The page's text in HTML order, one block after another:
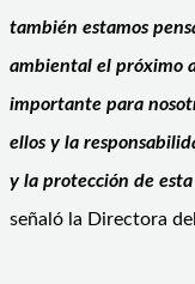
también estamos
ambiental el próximo
importante para
ellos y la
y la protección de
señaló la Directora